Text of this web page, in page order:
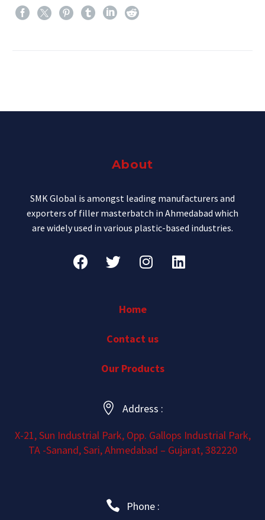
About
SMK Global is amongst leading manufacturers and
exporters of filler masterbatch in Ahmedabad which
are widely used in various plastic-based industries.
Home
Contact us
Our Products
Address :
X-21, Sun Industrial Park, Opp. Gallops Industrial Park,
TA -Sanand, Sari, Ahmedabad – Gujarat, 382220
Phone :